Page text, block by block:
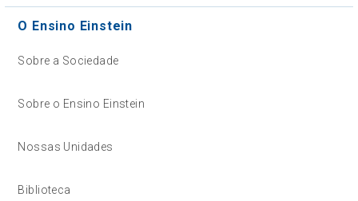
O Ensino Einstein
Sobre a Sociedade
Sobre o Ensino Einstein
Nossas Unidades
Biblioteca